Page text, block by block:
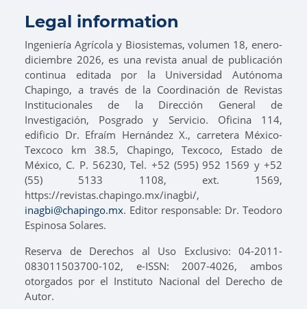
Legal information
Ingeniería Agrícola y Biosistemas, volumen 18, enero-
diciembre 2026, es una revista anual de publicación
continua editada por la Universidad Autónoma
Chapingo, a través de la Coordinación de Revistas
Institucionales de la Dirección General de
Investigación, Posgrado y Servicio. Oficina 114,
edificio Dr. Efraím Hernández X., carretera México-
Texcoco km 38.5, Chapingo, Texcoco, Estado de
México, C. P. 56230, Tel. +52 (595) 952 1569 y +52
(55) 5133 1108, ext. 1569,
https://revistas.chapingo.mx/inagbi/,
inagbi@chapingo.mx. Editor responsable: Dr. Teodoro
Espinosa Solares.
Reserva de Derechos al Uso Exclusivo: 04-2011-
083011503700-102, e-ISSN: 2007-4026, ambos
otorgados por el Instituto Nacional del Derecho de
Autor.